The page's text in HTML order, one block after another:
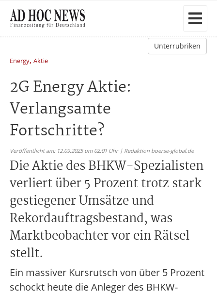
Unterrubriken
Energy, Aktie
2G Energy Aktie:
Verlangsamte
Fortschritte?
Veröffentlicht am: 12.09.2025 um 02:01 Uhr | Redaktion boerse-global.de
Die Aktie des BHKW-Spezialisten
verliert über 5 Prozent trotz stark
gestiegener Umsätze und
Rekordauftragsbestand, was
Marktbeobachter vor ein Rätsel
stellt.
Ein massiver Kursrutsch von über 5 Prozent
schockt heute die Anleger des BHKW-